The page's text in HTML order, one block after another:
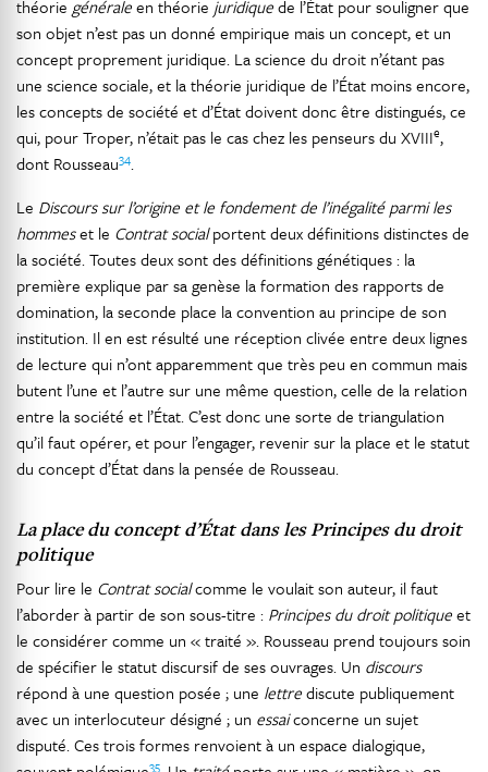
théorie généraleen théorie juridiquede l’État pour souligner que
son objet n’est pas un donné empirique mais un concept, et un
concept proprement juridique. La science du droit n’étant pas
une science sociale, et la théorie juridique de l’État moins encore,
les concepts de société et d’État doivent donc être distingués, ce
qui, pour Troper, n’était pas le cas chez les penseurs du XVIIIe,
dont Rousseau34.
Le Discours sur l’origine et le fondement de l’inégalité parmi les
hommeset le Contrat socialportent deux définitions distinctes de
la société. Toutes deux sont des définitions génétiques : la
première explique par sa genèse la formation des rapports de
domination, la seconde place la convention au principe de son
institution. Il en est résulté une réception clivée entre deux lignes
de lecture qui n’ont apparemment que très peu en commun mais
butent l’une et l’autre sur une même question, celle de la relation
entre la société et l’État. C’est donc une sorte de triangulation
qu’il faut opérer, et pour l’engager, revenir sur la place et le statut
du concept d’État dans la pensée de Rousseau.
La place du concept d’État dans lesPrincipes du droit
politique
Pour lire le Contrat socialcomme le voulait son auteur, il faut
l’aborder à partir de son sous-titre : Principes du droit politiqueet
le considérer comme un « traité ». Rousseau prend toujours soin
de spécifier le statut discursif de ses ouvrages. Un discours
répond à une question posée ; une lettrediscute publiquement
avec un interlocuteur désigné ; un essaiconcerne un sujet
disputé. Ces trois formes renvoient à un espace dialogique,
35